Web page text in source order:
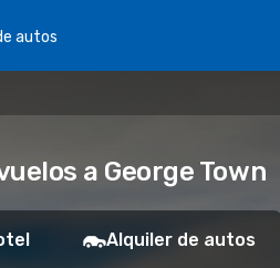
autos
a George Town
Alquiler de autos